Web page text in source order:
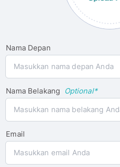
Nama Depan
Nama Belakang Optional*
Email